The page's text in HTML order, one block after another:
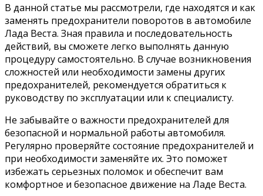
В данной статье мы рассмотрели, где находятся и как
заменять предохранители поворотов в автомобиле
Лада Веста. Зная правила и последовательность
действий, вы сможете легко выполнять данную
процедуру самостоятельно. В случае возникновения
сложностей или необходимости замены других
предохранителей, рекомендуется обратиться к
руководству по эксплуатации или к специалисту.
Не забывайте о важности предохранителей для
безопасной и нормальной работы автомобиля.
Регулярно проверяйте состояние предохранителей и
при необходимости заменяйте их. Это поможет
избежать серьезных поломок и обеспечит вам
комфортное и безопасное движение на Ладе Веста.